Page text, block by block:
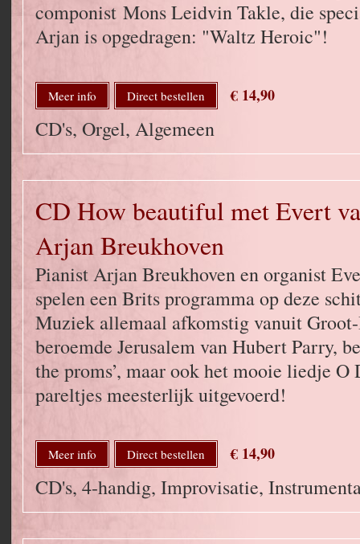
componist Mons Leidvin Takle, die
Arjan is opgedragen: "Waltz Heroic"!
Meer info Direct bestellen € 14,90
CD's, Orgel, Algemeen
CD How beautiful met Evert
Arjan Breukhoven
Pianist Arjan Breukhoven en organist
spelen een Brits programma op deze
Muziek allemaal afkomstig vanuit
beroemde Jerusalem van Hubert Parry,
the proms’, maar ook het mooie liedje
pareltjes meesterlijk uitgevoerd!
Meer info Direct bestellen € 14,90
CD's, 4-handig, Improvisatie,